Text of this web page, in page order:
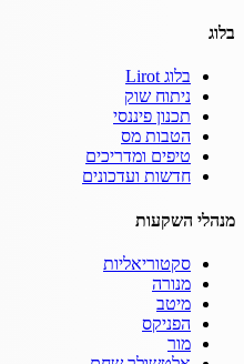
בלוג
בלוג Lirot
ניתוח שוק
תכנון פיננסי
הטבות מס
טיפים ומדריכים
חדשות ועדכונים
מנהלי השקעות
סקטוריאליות
מנורה
מיטב
הפניקס
מור